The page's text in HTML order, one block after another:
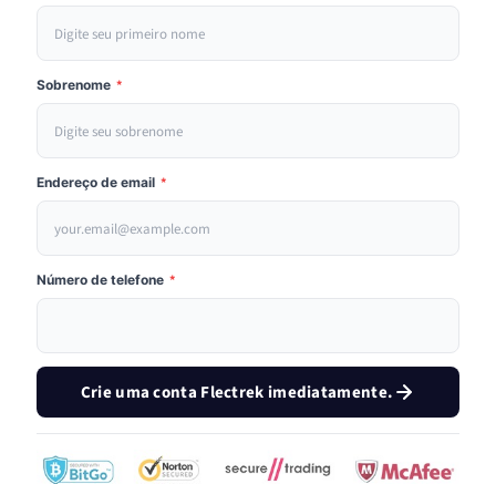
Sobrenome *
Endereço de email *
Número de telefone *
Crie uma conta Flectrek imediatamente.